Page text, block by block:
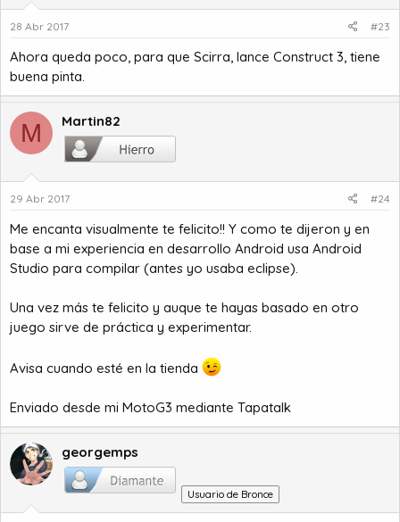
28 Abr 2017 #23
Ahora queda poco, para que Scirra, lance Construct 3, tiene
buena pinta.
M Martin82
29 Abr 2017 #24
Me encanta visualmente te felicito!! Y como te dijeron y en
base a mi experiencia en desarrollo Android usa Android
Studio para compilar (antes yo usaba eclipse).
Una vez más te felicito y auque te hayas basado en otro
juego sirve de práctica y experimentar.
Avisa cuando esté en la tienda
Enviado desde mi MotoG3 mediante Tapatalk
georgemps
Usuario de Bronce